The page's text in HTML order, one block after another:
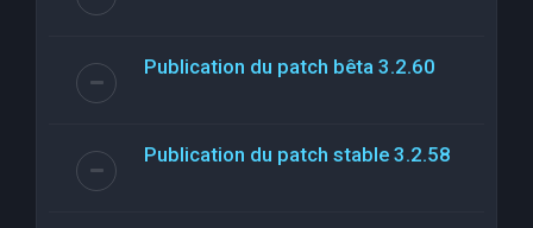
Publication du patch bêta 3.2.60
Publication du patch stable 3.2.58